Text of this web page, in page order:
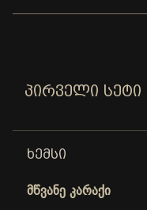
ᲞᲘᲠᲕᲔᲚᲘ ᲡᲔᲢᲘ
ᲮᲔᲛᲡᲘ
მწვანე კარაქი